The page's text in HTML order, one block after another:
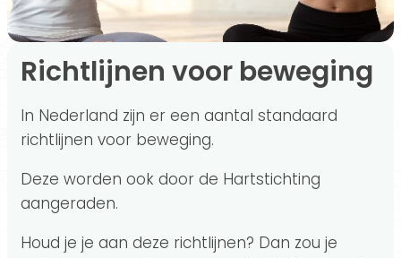
Richtlijnen voor beweging
In Nederland zijn er een aantal standaard
richtlijnen voor beweging.
Deze worden ook door de Hartstichting
aangeraden.
Houd je je aan deze richtlijnen? Dan zou je